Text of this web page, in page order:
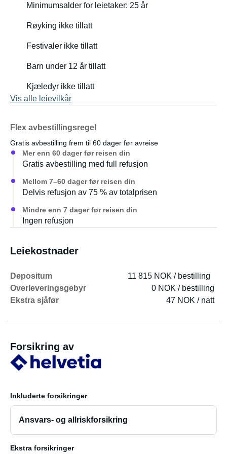
i naturen med familien.
Minimumsalder for leietaker: 25 år
Røyking ikke tillatt
Festivaler ikke tillatt
Barn under 12 år tillatt
Kjæledyr ikke tillatt
Vis alle leievilkår
Flex avbestillingsregel
Gratis avbestilling frem til 60 dager før avreise
Mer enn 60 dager før reisen din
Gratis avbestilling med full refusjon
Mellom 7–60 dager før reisen din
Delvis refusjon av 75 % av totalprisen
Mindre enn 7 dager før reisen din
Ingen refusjon
Leiekostnader
Depositum
11 815 NOK / bestilling
Overleveringsgebyr
0 NOK / bestilling
Ekstra sjåfør
47 NOK / natt
Forsikring av
Inkluderte forsikringer
Ansvars- og allriskforsikring
Ekstra forsikringer